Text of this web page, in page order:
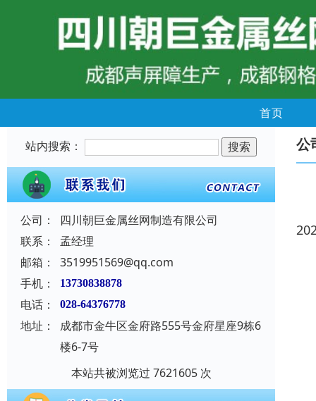
首页
站内搜索：
公司：
四川朝巨金属丝网制造有限公司
联系：
孟经理
邮箱：
3519951569@qq.com
手机：
13730838878
电话： 028-64376778
地址：
成都市金牛区金府路555号金府星座9栋6
楼6-7号
本站共被浏览过 7621605 次
公